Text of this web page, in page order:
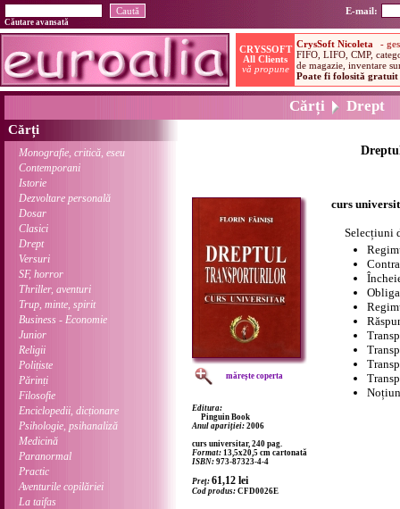
E-mail:
Căutare avansată
Cărți Drept
Cărți
Monografie, critică, eseu
Contemporani
Istorie
Dezvoltare personală
Dosar
Clasici
Drept
Versuri
SF, horror
Thriller, aventuri
Trup, minte, spirit
Business - Economie
Junior
Religii
Polițiste
Părinți
Filosofie
Enciclopedii, dicționare
Psihologie, psihanaliză
Medicină
Paranormal
Practic
Aventurile copilăriei
La taifas
mărește coperta
Editura:
Pinguin Book
Anul apariției: 2006
curs universitar, 240 pag.
Format: 13,5x20,5 cm cartonată
ISBN: 973-87323-4-4
Preț: 61,12 lei
Cod produs: CFD0026E
curs
Selecțiuni